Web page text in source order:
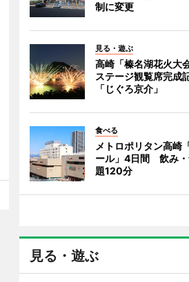
制に変更
見る・遊ぶ
高崎「榛名湖花火大
ステージ観覧席完成
「じぐろ京介」
食べる
メトロポリタン高崎
ール」4日間 飲み・
題120分
見る・遊ぶ